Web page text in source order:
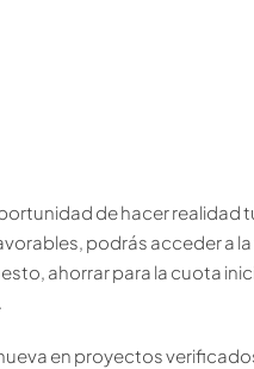
de hacer realidad
podrás acceder a
ahorrar para la cuota
en proyectos